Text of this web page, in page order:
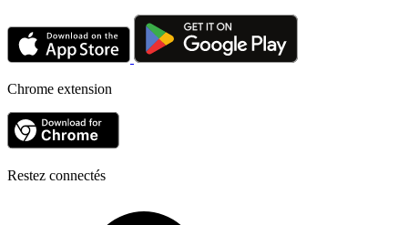
Chrome extension
Restez connectés